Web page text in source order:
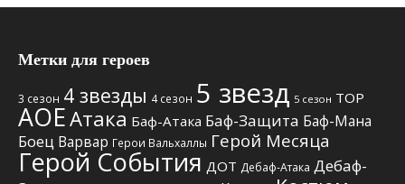
Метки для героев
3 сезон 4 звезды 4 сезон 5 звезд 5 сезон TOP
АОЕАтака Баф-Атака Баф-Защита Баф-Мана
Боец Варвар Герои Вальхаллы Герой Месяца
Герой События ДОТ Дебаф-Атака Дебаф-